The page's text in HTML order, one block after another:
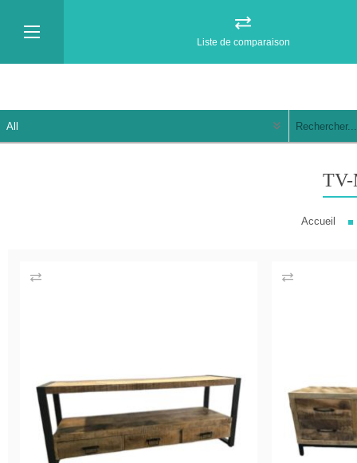
Liste de comparaison
Accueil